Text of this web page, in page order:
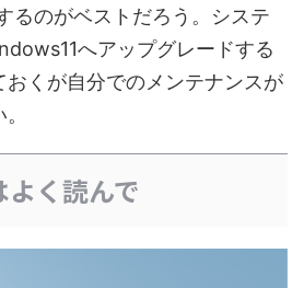
るのがベストだろう。システ
へアップグレードする
くが自分でのメンテナンスが
く読んで